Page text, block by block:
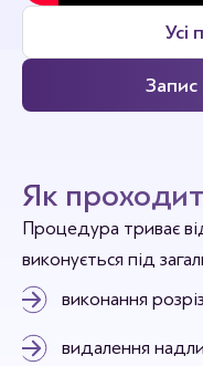
Усі
Запис
Як
Процедура триває
виконується під
виконання
видалення